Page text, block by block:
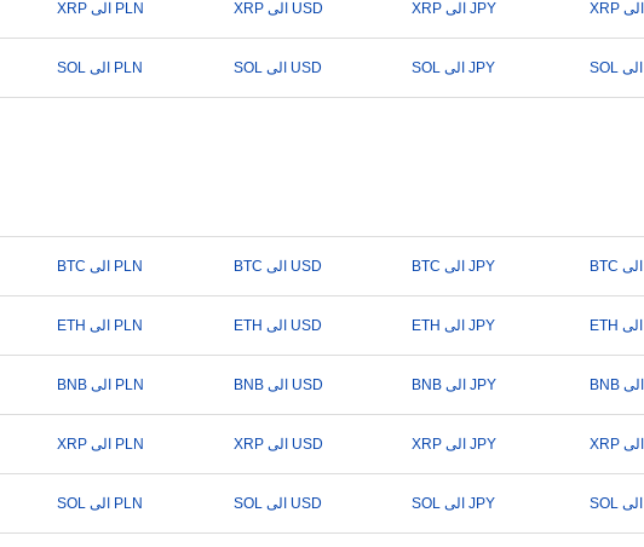
XRP الى PLN XRP الى USD XRP الى JPY
SOL الى PLN SOL الى USD SOL الى JPY
BTC الى PLN BTC الى USD BTC الى JPY
ETH الى PLN ETH الى USD ETH الى JPY
BNB الى PLN BNB الى USD BNB الى JPY
XRP الى PLN XRP الى USD XRP الى JPY
SOL الى PLN SOL الى USD SOL الى JPY